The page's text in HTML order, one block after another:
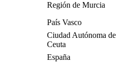
Región de Murcia
País Vasco
Ciudad Autónoma de
Ceuta
España